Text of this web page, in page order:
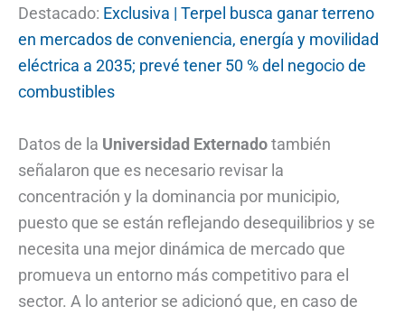
Destacado: Exclusiva | Terpel busca ganar terreno
en mercados de conveniencia, energía y movilidad
eléctrica a 2035; prevé tener 50 % del negocio de
combustibles
Datos de la Universidad Externadotambién
señalaron que es necesario revisar la
concentración y la dominancia por municipio,
puesto que se están reflejando desequilibrios y se
necesita una mejor dinámica de mercado que
promueva un entorno más competitivo para el
sector. A lo anterior se adicionó que, en caso de